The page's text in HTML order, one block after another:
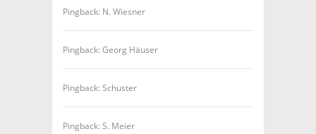
Pingback: N. Wiesner
Pingback: Georg Häuser
Pingback: Schuster
Pingback: S. Meier